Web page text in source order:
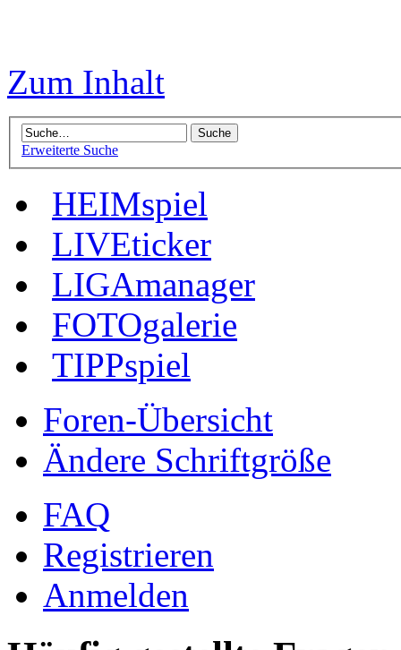
Zum Inhalt
Erweiterte Suche
HEIMspiel
LIVEticker
LIGAmanager
FOTOgalerie
TIPPspiel
Foren-Übersicht
Ändere Schriftgröße
FAQ
Registrieren
Anmelden